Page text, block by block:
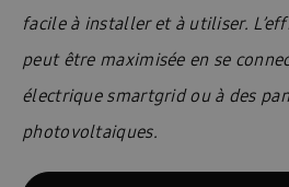
facile à installer et à utiliser.
peut être maximisée en se
électrique smartgrid ou à des
photovoltaiques.